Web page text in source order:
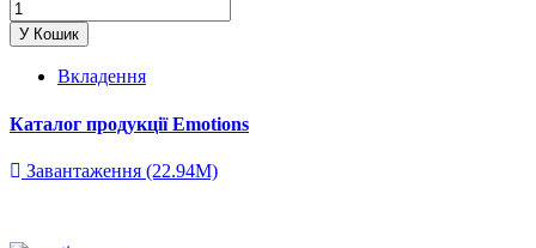
У Кошик
Вкладення
Каталог продукції Emotions
Завантаження (22.94M)